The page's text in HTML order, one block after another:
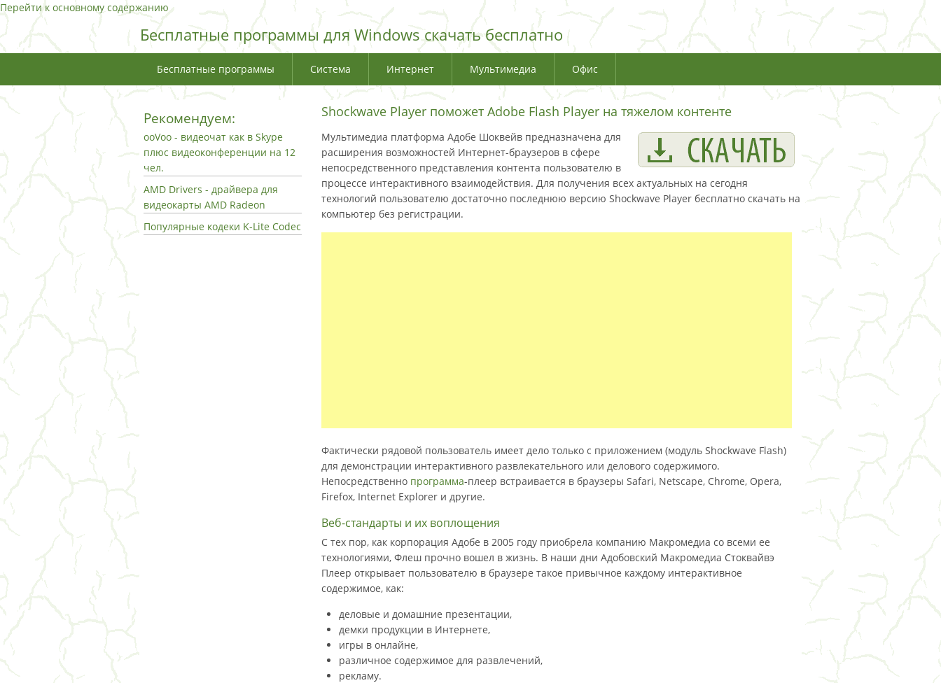
Перейти к основному содержанию
Бесплатные программы для Windows скачать бесплатно
Бесплатные программы Система Интернет Мультимедиа Офис
Shockwave Player поможет Adobe Flash Player на тяжелом контенте
Мультимедиа платформа Адобе Шоквейв предназначена для
расширения возможностей Интернет-браузеров в сфере
непосредственного представления контента пользователю в
процессе интерактивного взаимодействия. Для получения всех актуальных на сегодня
технологий пользователю достаточно последнюю версию Shockwave Player бесплатно скачать на
компьютер без регистрации.
Фактически рядовой пользователь имеет дело только с приложением (модуль Shockwave Flash)
для демонстрации интерактивного развлекательного или делового содержимого.
Непосредственно программа-плеер встраивается в браузеры Safari, Netscape, Chrome, Opera,
Firefox, Internet Explorer и другие.
Веб-стандарты и их воплощения
С тех пор, как корпорация Адобе в 2005 году приобрела компанию Макромедиа со всеми ее
технологиями, Флеш прочно вошел в жизнь. В наши дни Адобовский Макромедиа Стоквайвэ
Плеер открывает пользователю в браузере такое привычное каждому интерактивное
содержимое, как:
деловые и домашние презентации,
демки продукции в Интернете,
игры в онлайне,
различное содержимое для развлечений,
рекламу.
Рекомендуем:
ooVoo - видеочат как в Skype
плюс видеоконференции на 12
чел.
AMD Drivers - драйвера для
видеокарты AMD Radeon
Популярные кодеки K-Lite Codec